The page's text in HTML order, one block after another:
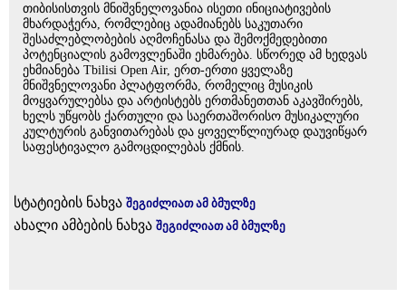
თიბისისთვის მნიშვნელოვანია ისეთი ინიციატივების
მხარდაჭერა, რომლებიც ადამიანებს საკუთარი
შესაძლებლობების აღმოჩენასა და შემოქმედებითი
პოტენციალის გამოვლენაში ეხმარება. სწორედ ამ ხედვას
ეხმიანება Tbilisi Open Air, ერთ-ერთი ყველაზე
მნიშვნელოვანი პლატფორმა, რომელიც მუსიკის
მოყვარულებსა და არტისტებს ერთმანეთთან აკავშირებს,
ხელს უწყობს ქართული და საერთაშორისო მუსიკალური
კულტურის განვითარებას და ყოველწლიურად დაუვიწყარ
საფესტივალო გამოცდილებას ქმნის.
სტატიების ნახვა შეგიძლიათ ამ ბმულზე
ახალი ამბების ნახვა შეგიძლიათ ამ ბმულზე